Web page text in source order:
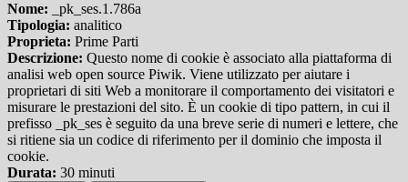
Nome: _pk_ses.1.786a
Tipologia: analitico
Proprieta: Prime Parti
Descrizione: Questo nome di cookie è associato alla piattaforma di
analisi web open source Piwik. Viene utilizzato per aiutare i
proprietari di siti Web a monitorare il comportamento dei visitatori e
misurare le prestazioni del sito. È un cookie di tipo pattern, in cui il
prefisso _pk_ses è seguito da una breve serie di numeri e lettere, che
si ritiene sia un codice di riferimento per il dominio che imposta il
cookie.
Durata: 30 minuti